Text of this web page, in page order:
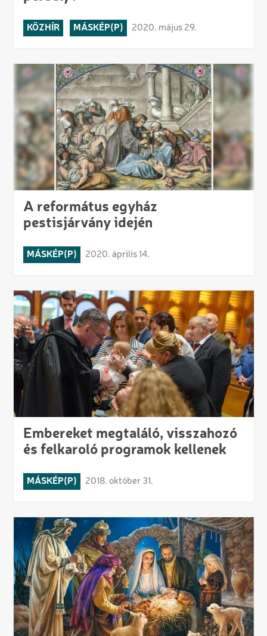
KÖZHÍR MÁSKÉP(P) 2020. május 29.
A református egyház
pestisjárvány idején
MÁSKÉP(P) 2020. április 14.
Embereket megtaláló, visszahozó
és felkaroló programok kellenek
MÁSKÉP(P) 2018. október 31.